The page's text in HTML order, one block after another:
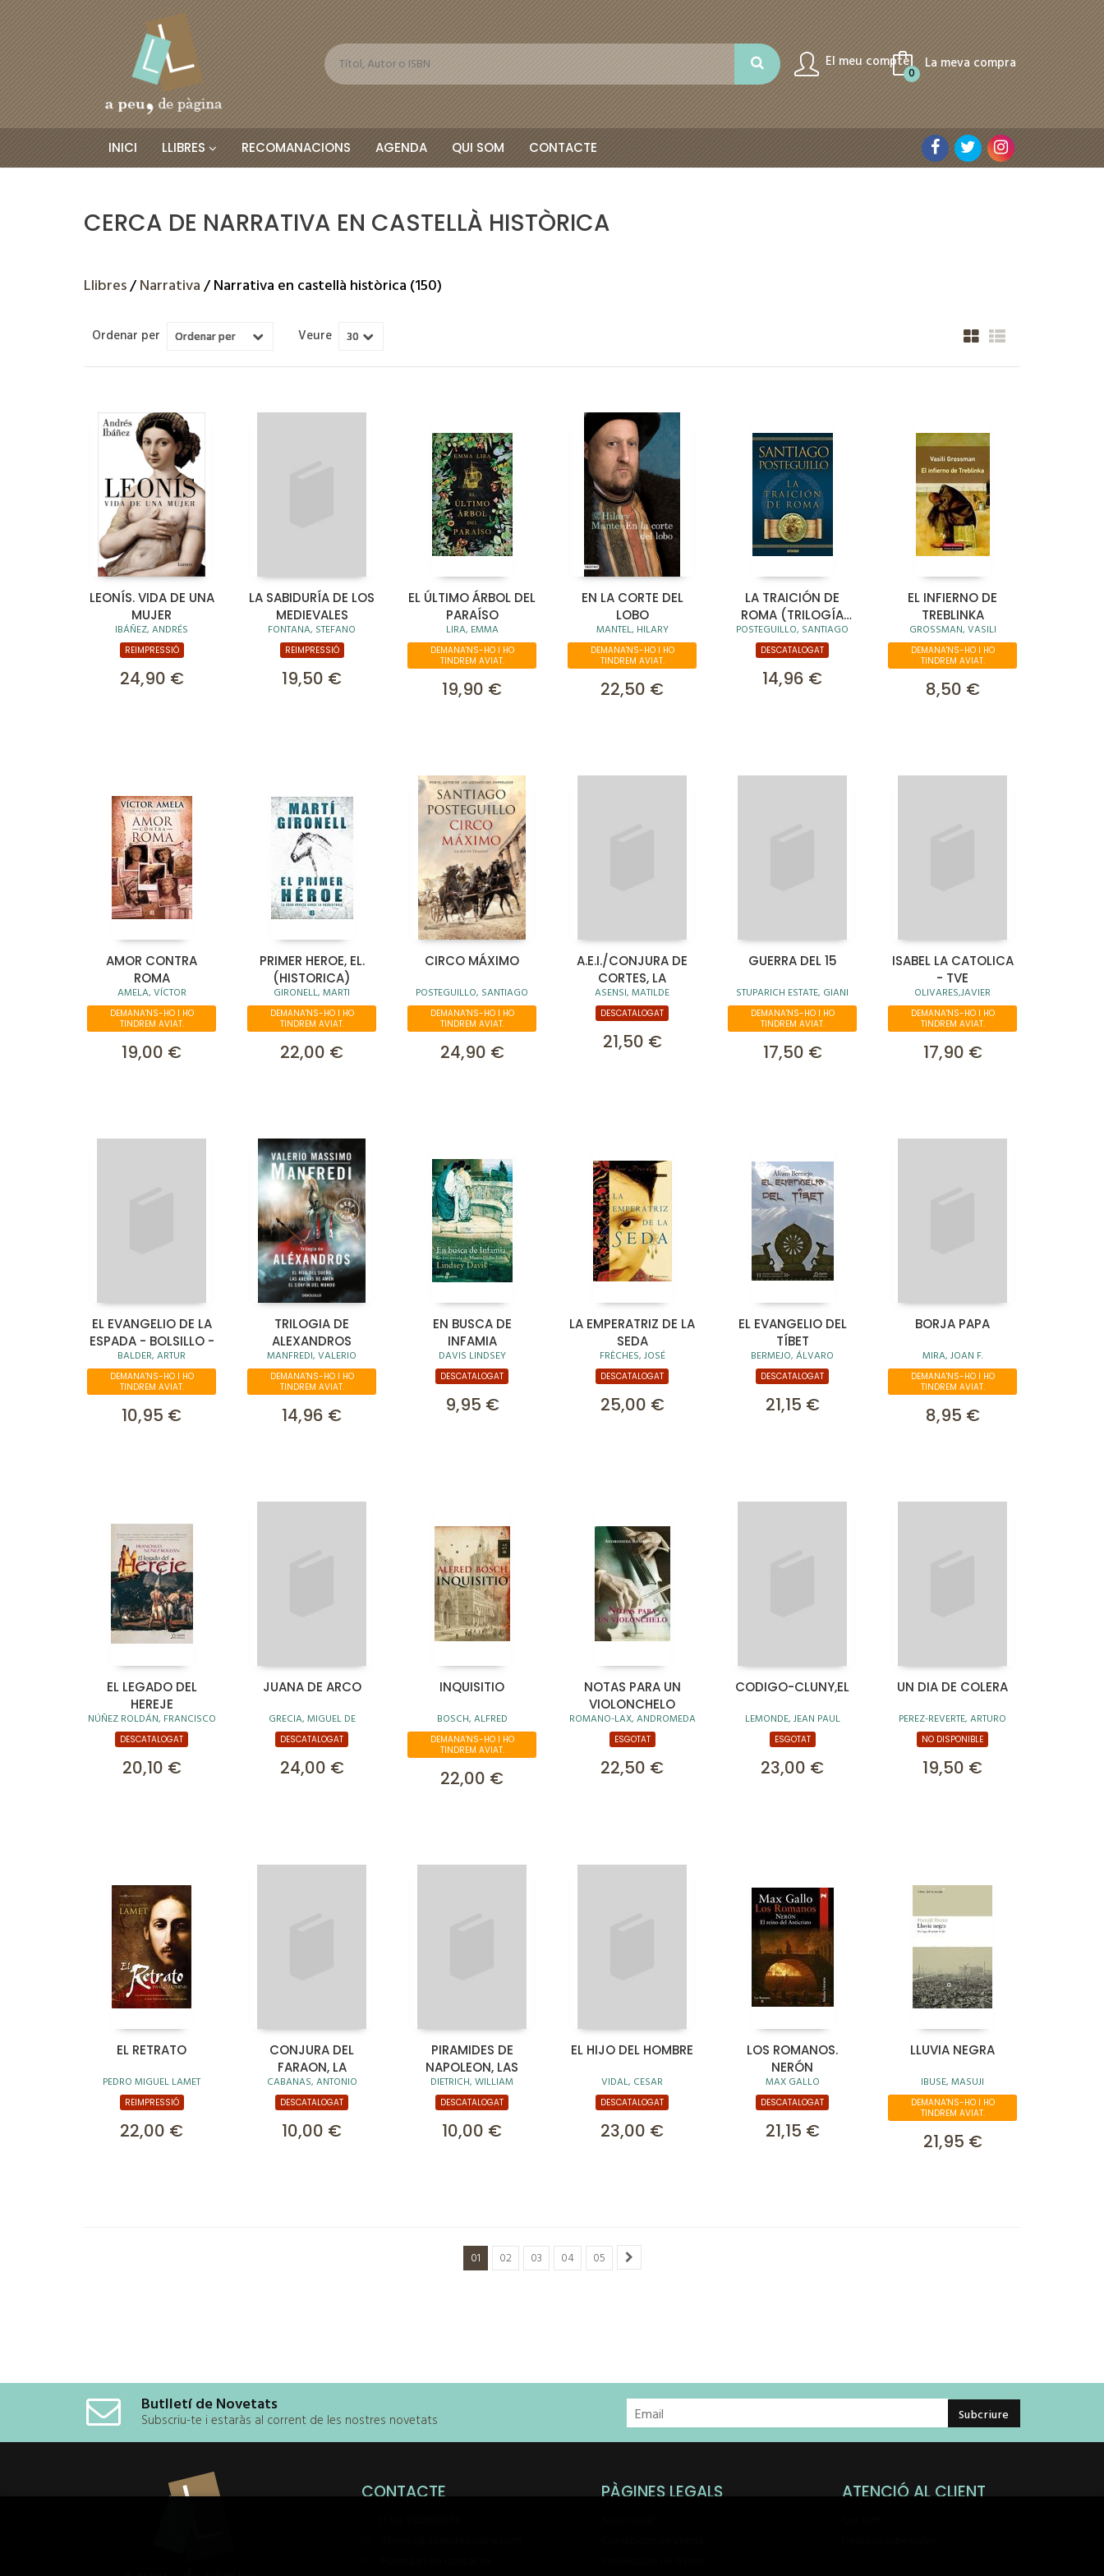
El meu compte La meva compra
0
INICI LLIBRES RECOMANACIONS AGENDA QUI SOM CONTACTE
CERCA DE NARRATIVA EN CASTELLÀ HISTÒRICA
Llibres/Narrativa/ Narrativa en castellà històrica (150)
Ordenar per Veure
LEONÍS. VIDA DE UNA
MUJER
IBÁÑEZ, ANDRÉS
REIMPRESSIÓ
24,90 €
LA SABIDURÍA DE LOS
MEDIEVALES
FONTANA, STEFANO
REIMPRESSIÓ
19,50 €
EL ÚLTIMO ÁRBOL DEL
PARAÍSO
LIRA, EMMA
DEMANA'NS-HO I HO
TINDREM AVIAT.
19,90 €
EN LA CORTE DEL
LOBO
MANTEL, HILARY
DEMANA'NS-HO I HO
TINDREM AVIAT.
22,50 €
LA TRAICIÓN DE
ROMA (TRILOGÍA
AFRICANUS 3)
POSTEGUILLO, SANTIAGO
DESCATALOGAT
14,96 €
EL INFIERNO DE
TREBLINKA
GROSSMAN, VASILI
DEMANA'NS-HO I HO
TINDREM AVIAT.
8,50 €
AMOR CONTRA
ROMA
AMELA, VÍCTOR
DEMANA'NS-HO I HO
TINDREM AVIAT.
19,00 €
PRIMER HEROE, EL.
(HISTORICA)
GIRONELL, MARTI
DEMANA'NS-HO I HO
TINDREM AVIAT.
22,00 €
CIRCO MÁXIMO
POSTEGUILLO, SANTIAGO
DEMANA'NS-HO I HO
TINDREM AVIAT.
24,90 €
A.E.I./CONJURA DE
CORTES, LA
ASENSI, MATILDE
DESCATALOGAT
21,50 €
GUERRA DEL 15
STUPARICH ESTATE, GIANI
DEMANA'NS-HO I HO
TINDREM AVIAT.
17,50 €
ISABEL LA CATOLICA
- TVE
OLIVARES,JAVIER
DEMANA'NS-HO I HO
TINDREM AVIAT.
17,90 €
EL EVANGELIO DE LA
ESPADA - BOLSILLO -
BALDER, ARTUR
DEMANA'NS-HO I HO
TINDREM AVIAT.
10,95 €
TRILOGIA DE
ALEXANDROS
MANFREDI, VALERIO
DEMANA'NS-HO I HO
TINDREM AVIAT.
14,96 €
EN BUSCA DE
INFAMIA
DAVIS LINDSEY
DESCATALOGAT
9,95 €
LA EMPERATRIZ DE LA
SEDA
FRÈCHES, JOSÉ
DESCATALOGAT
25,00 €
EL EVANGELIO DEL
TÍBET
BERMEJO, ÁLVARO
DESCATALOGAT
21,15 €
BORJA PAPA
MIRA, JOAN F.
DEMANA'NS-HO I HO
TINDREM AVIAT.
8,95 €
EL LEGADO DEL
HEREJE
NÚÑEZ ROLDÁN, FRANCISCO
DESCATALOGAT
20,10 €
JUANA DE ARCO
GRECIA, MIGUEL DE
DESCATALOGAT
24,00 €
INQUISITIO
BOSCH, ALFRED
DEMANA'NS-HO I HO
TINDREM AVIAT.
22,00 €
NOTAS PARA UN
VIOLONCHELO
ROMANO-LAX, ANDROMEDA
ESGOTAT
22,50 €
CODIGO-CLUNY,EL
LEMONDE, JEAN PAUL
ESGOTAT
23,00 €
UN DIA DE COLERA
PEREZ-REVERTE, ARTURO
NO DISPONIBLE
19,50 €
EL RETRATO
PEDRO MIGUEL LAMET
REIMPRESSIÓ
22,00 €
CONJURA DEL
FARAON, LA
CABANAS, ANTONIO
DESCATALOGAT
10,00 €
PIRAMIDES DE
NAPOLEON, LAS
DIETRICH, WILLIAM
DESCATALOGAT
10,00 €
EL HIJO DEL HOMBRE
VIDAL, CESAR
DESCATALOGAT
23,00 €
LOS ROMANOS.
NERÓN
MAX GALLO
DESCATALOGAT
21,15 €
LLUVIA NEGRA
IBUSE, MASUJI
DEMANA'NS-HO I HO
TINDREM AVIAT.
21,95 €
01 02 03 04 05
Butlletí de Novetats
Subscriu-te i estaràs al corrent de les nostres novetats
CONTACTE PÀGINES LEGALS ATENCIÓ AL CLIENT